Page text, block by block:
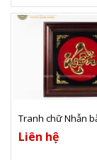
Xem
Tranh chữ Nhẫn
Liên hệ